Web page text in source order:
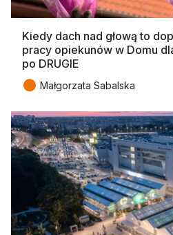
Kiedy dach nad głową to
pracy opiekunów w Domu
po DRUGIE
● Małgorzata Sabalska